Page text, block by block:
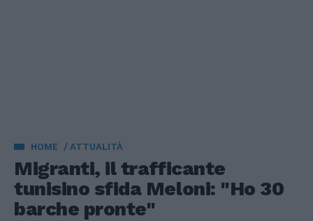
HOME ATTUALITÀ
Migranti, il trafficante
tunisino sfida Meloni: "Ho 30
barche pronte"